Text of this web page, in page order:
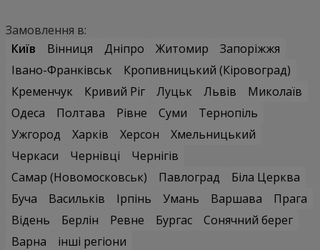
Замовлення в:
Київ
Вінниця Дніпро Житомир
Запоріжжя
Івано-Франківськ
Кропивницький (Кіровоград)
Кременчук
Кривий Ріг Луцьк Львів
Миколаїв
Одеса
Полтава Рівне Суми
Тернопіль
Ужгород
Харків Херсон
Хмельницький
Черкаси
Чернівці
Чернігів
Самар (Новомосковськ)
Павлоград
Біла Церква
Буча
Васильків Ірпінь Умань Варшава
Прага
Відень
Берлін Ревне Бургас
Сонячний берег
Варна
інші регіони